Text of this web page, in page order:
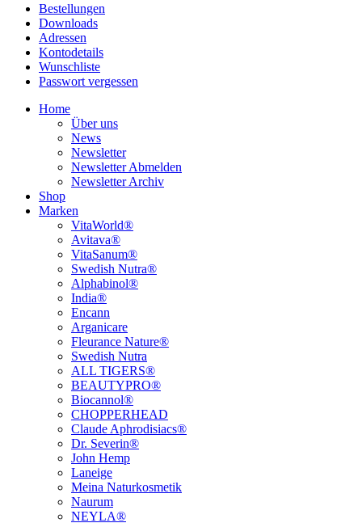
Bestellungen
Downloads
Adressen
Kontodetails
Wunschliste
Passwort vergessen
Home
Über uns
News
Newsletter
Newsletter Abmelden
Newsletter Archiv
Shop
Marken
VitaWorld®
Avitava®
VitaSanum®
Swedish Nutra®
Alphabinol®
India®
Encann
Arganicare
Fleurance Nature®
Swedish Nutra
ALL TIGERS®
BEAUTYPRO®
Biocannol®
CHOPPERHEAD
Claude Aphrodisiacs®
Dr. Severin®
John Hemp
Laneige
Meina Naturkosmetik
Naurum
NEYLA®